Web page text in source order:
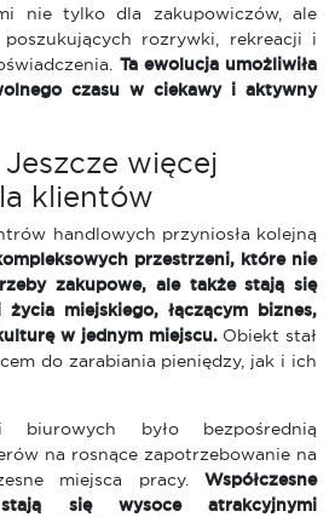
nie tylko dla zakupowiczów, ale
rozrywki, rekreacji i
Ta ewolucja umożliwiła
czasu w ciekawy i aktywny
więcej
klientów
handlowych przyniosła kolejną
przestrzeni, które nie
zakupowe, ale także stają się
miejskiego, łączącym biznes,
w jednym miejscu.Obiekt stał
do zarabiania pieniędzy, jak i ich
biurowych było bezpośrednią
na rosnące zapotrzebowanie na
miejsca pracy. Współczesne
się wysoce atrakcyjnymi